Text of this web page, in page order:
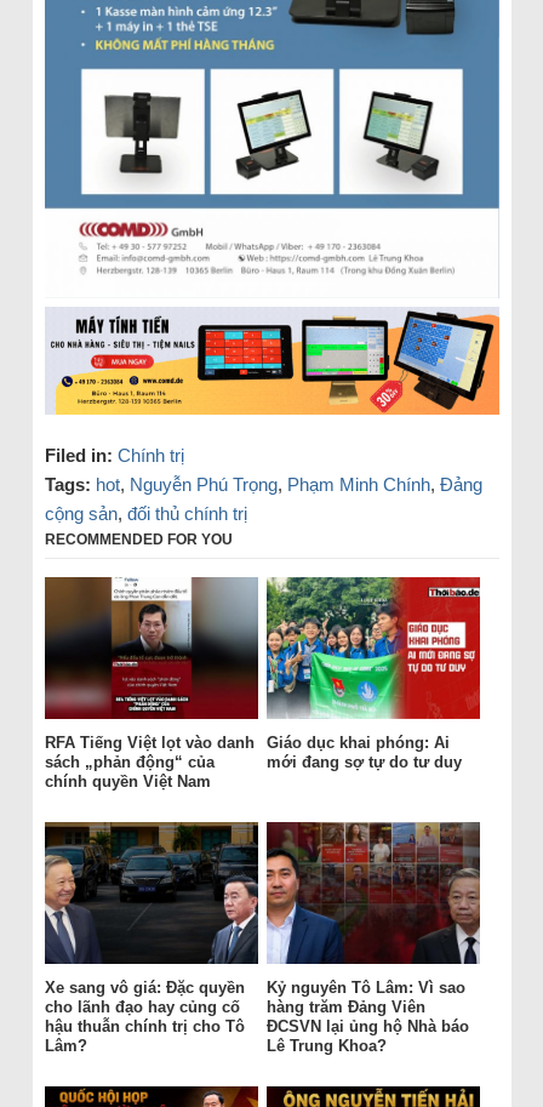
Filed in: Chính trị
Tags: hot, Nguyễn Phú Trọng, Phạm Minh Chính, Đảng
cộng sản, đối thủ chính trị
RECOMMENDED FOR YOU
RFA Tiếng Việt lọt vào danh
sách „phản động“ của
chính quyền Việt Nam
Giáo dục khai phóng: Ai
mới đang sợ tự do tư duy
Xe sang vô giá: Đặc quyền
cho lãnh đạo hay củng cố
hậu thuẫn chính trị cho Tô
Lâm?
Kỷ nguyên Tô Lâm: Vì sao
hàng trăm Đảng Viên
ĐCSVN lại ủng hộ Nhà báo
Lê Trung Khoa?